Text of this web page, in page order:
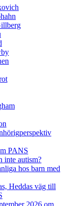
PANS
inte autism?
hos barn med
Heddas väg till
2026 om